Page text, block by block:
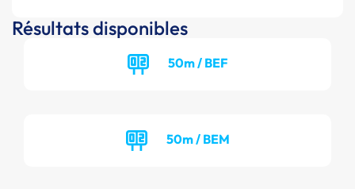
Résultats disponibles
50m / BEF
50m / BEM